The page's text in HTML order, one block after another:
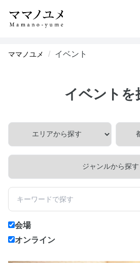
ママノユメ イベント
イベントを
会場
オンライン